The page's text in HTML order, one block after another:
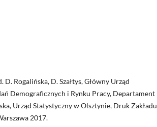
Rogalińska, D. Szałtys, Główny Urząd
Demograficznych i Rynku Pracy, Departament
Urząd Statystyczny w Olsztynie, Druk Zakładu
2017.